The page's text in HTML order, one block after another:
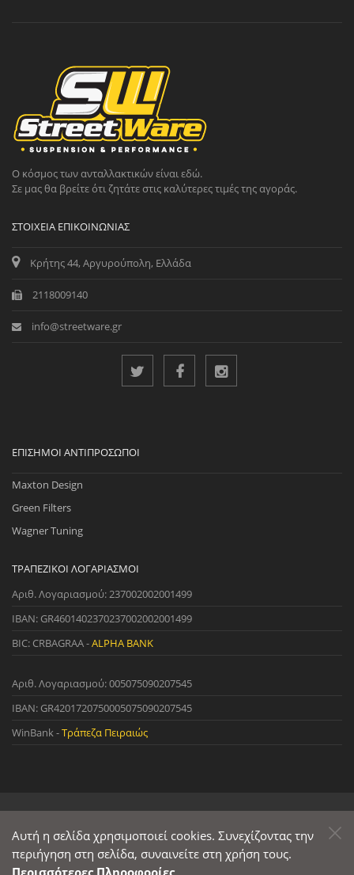
Ο κόσμος των ανταλλακτικών είναι εδώ.
Σε μας θα βρείτε ότι ζητάτε στις καλύτερες τιμές της αγοράς.
ΣΤΟΙΧΕΊΑ ΕΠΙΚΟΙΝΩΝΊΑΣ
Κρήτης 44, Αργυρούπολη, Ελλάδα
2118009140
info@streetware.gr
ΕΠΊΣΗΜΟΙ ΑΝΤΙΠΡΌΣΩΠΟΙ
Maxton Design
Green Filters
Wagner Tuning
ΤΡΑΠΕΖΙΚΟΊ ΛΟΓΑΡΙΑΣΜΟΊ
Αριθ. Λογαριασμού: 237002002001499
IBAN: GR4601402370237002002001499
BIC: CRBAGRAA -ALPHA BANK
Αριθ. Λογαριασμού: 005075090207545
IBAN: GR4201720750005075090207545
WinBank -Τράπεζα Πειραιώς
© 2022 StreetWare. All Rights Reserved. | Designed and Developedby
Primesoft&CodeCave
Αυτή η σελίδα χρησιμοποιεί cookies. Συνεχίζοντας την
περιήγηση στη σελίδα, συναινείτε στη χρήση τους.
Περισσότερες Πληροφορίες